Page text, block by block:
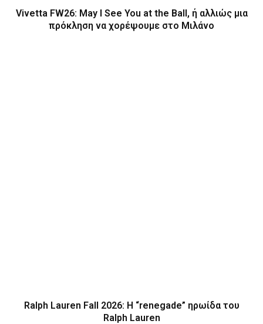
Vivetta FW26: May I See You at the Ball, ή αλλιώς μια
πρόκληση να χορέψουμε στο Μιλάνο
Ralph Lauren Fall 2026: Η “renegade” ηρωίδα του
Ralph Lauren